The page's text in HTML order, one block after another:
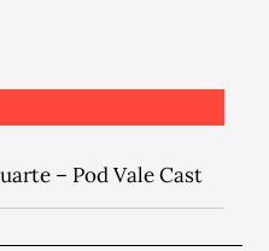
– Pod Vale Cast